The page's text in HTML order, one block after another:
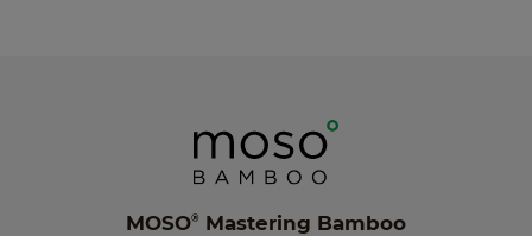
MOSO® Mastering Bamboo